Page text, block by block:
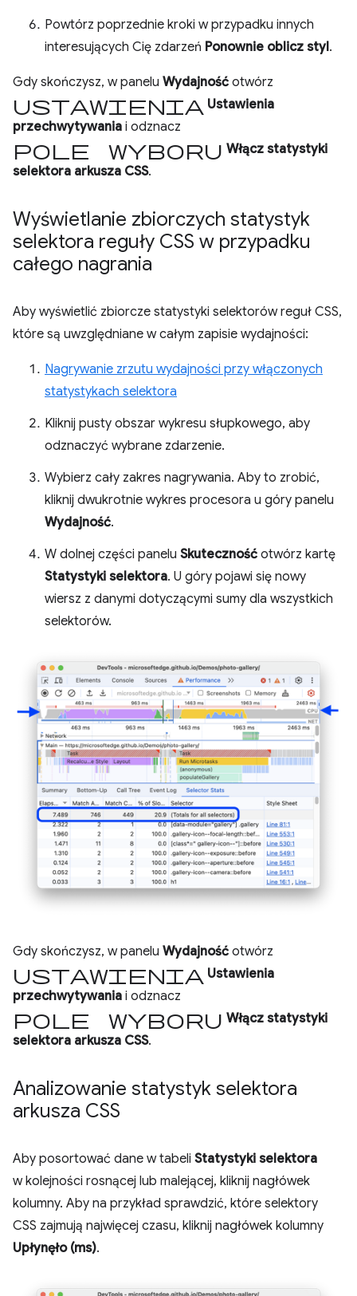
Powtórz poprzednie kroki w przypadku innych
interesujących Cię zdarzeń Ponownie oblicz styl.
Gdy skończysz, w panelu Wydajność otwórz
ustawienia Ustawienia
przechwytywania i odznacz
pole wyboru Włącz statystyki
selektora arkusza CSS.
Wyświetlanie zbiorczych statystyk
selektora reguły CSS w przypadku
całego nagrania
Aby wyświetlić zbiorcze statystyki selektorów reguł CSS,
które są uwzględniane w całym zapisie wydajności:
Nagrywanie zrzutu wydajności przy włączonych
statystykach selektora
Kliknij pusty obszar wykresu słupkowego, aby
odznaczyć wybrane zdarzenie.
Wybierz cały zakres nagrywania. Aby to zrobić,
kliknij dwukrotnie wykres procesora u góry panelu
Wydajność.
W dolnej części panelu Skuteczność otwórz kartę
Statystyki selektora. U góry pojawi się nowy
wiersz z danymi dotyczącymi sumy dla wszystkich
selektorów.
Gdy skończysz, w panelu Wydajność otwórz
ustawienia Ustawienia
przechwytywania i odznacz
pole wyboru Włącz statystyki
selektora arkusza CSS.
Analizowanie statystyk selektora
arkusza CSS
Aby posortować dane w tabeli Statystyki selektora
w kolejności rosnącej lub malejącej, kliknij nagłówek
kolumny. Aby na przykład sprawdzić, które selektory
CSS zajmują najwięcej czasu, kliknij nagłówek kolumny
Upłynęło (ms).